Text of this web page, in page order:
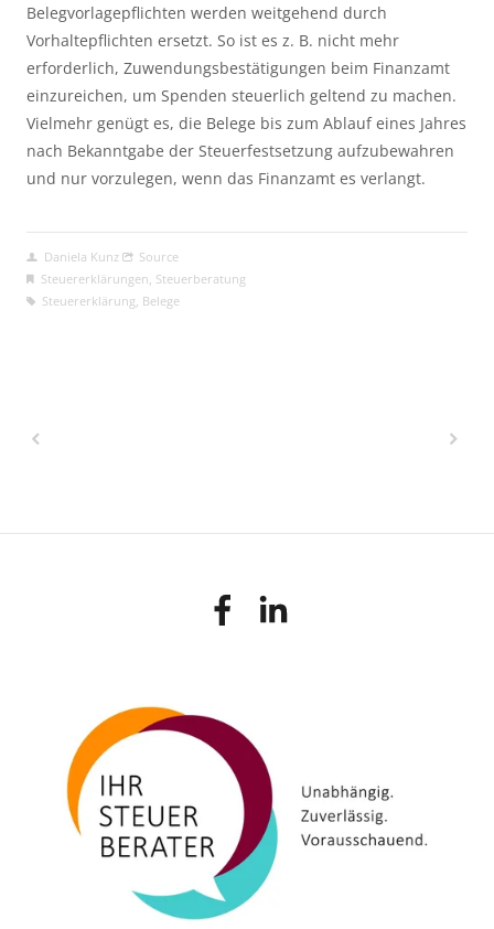
Belegvorlagepflichten werden weitgehend durch
Vorhaltepflichten ersetzt. So ist es z. B. nicht mehr
erforderlich, Zuwendungsbestätigungen beim Finanzamt
einzureichen, um Spenden steuerlich geltend zu machen.
Vielmehr genügt es, die Belege bis zum Ablauf eines Jahres
nach Bekanntgabe der Steuerfestsetzung aufzubewahren
und nur vorzulegen, wenn das Finanzamt es verlangt.
Daniela Kunz
Source
Steuererklärungen Steuerberatung
Steuererklärung Belege